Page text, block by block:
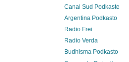
Canal Sud Podkaste
Argentina Podkasto
Radio Frei
Radio Verda
Budhisma Podkasto